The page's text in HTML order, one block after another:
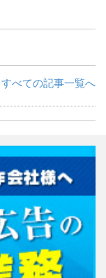
すべての記事一覧へ